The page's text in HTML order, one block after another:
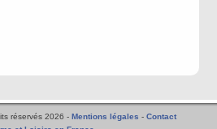
réservés 2026 - Mentions légales - Contact